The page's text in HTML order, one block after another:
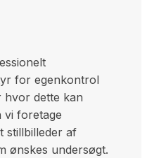
for egenkontrol
hvor dette kan
vi foretage
stillbilleder af
ønskes undersøgt.